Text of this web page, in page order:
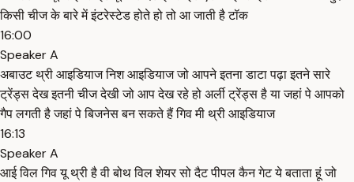
किसी चीज के बारे में इंटरेस्टेड होते हो तो आ जाती है टॉक
16:00
Speaker A
अबाउट थ्री आइडियाज निश आइडियाज जो आपने इतना डाटा पढ़ा इतने सारे
ट्रेंड्स देख इतनी चीज देखी जो आप देख रहे हो अर्ली ट्रेंड्स है या जहां पे आपको
गैप लगती है जहां पे बिजनेस बन सकते हैं गिव मी थ्री आइडियाज
16:13
Speaker A
आई विल गिव यू थ्री है वी बोथ विल शेयर सो दैट पीपल कैन गेट ये बताता हूं जो